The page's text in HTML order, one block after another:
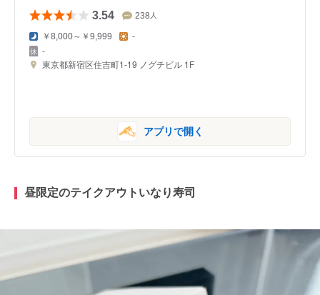
3.54 238 人
￥8,000～￥9,999 -
-
東京都新宿区住吉町1-19 ノグチビル 1F
アプリで開く
昼限定のテイクアウトいなり寿司